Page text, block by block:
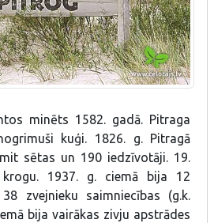
minēts 1582. gadā. Pitraga
kuģi. 1826. g. Pitragā
sētas un 190 iedzīvotāji. 19.
1937. g. ciemā bija 12
zvejnieku saimniecības (g.k.
bija vairākas zivju apstrādes